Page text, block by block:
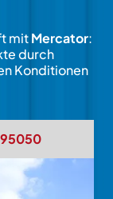
mitMercator:
durch
Konditionen